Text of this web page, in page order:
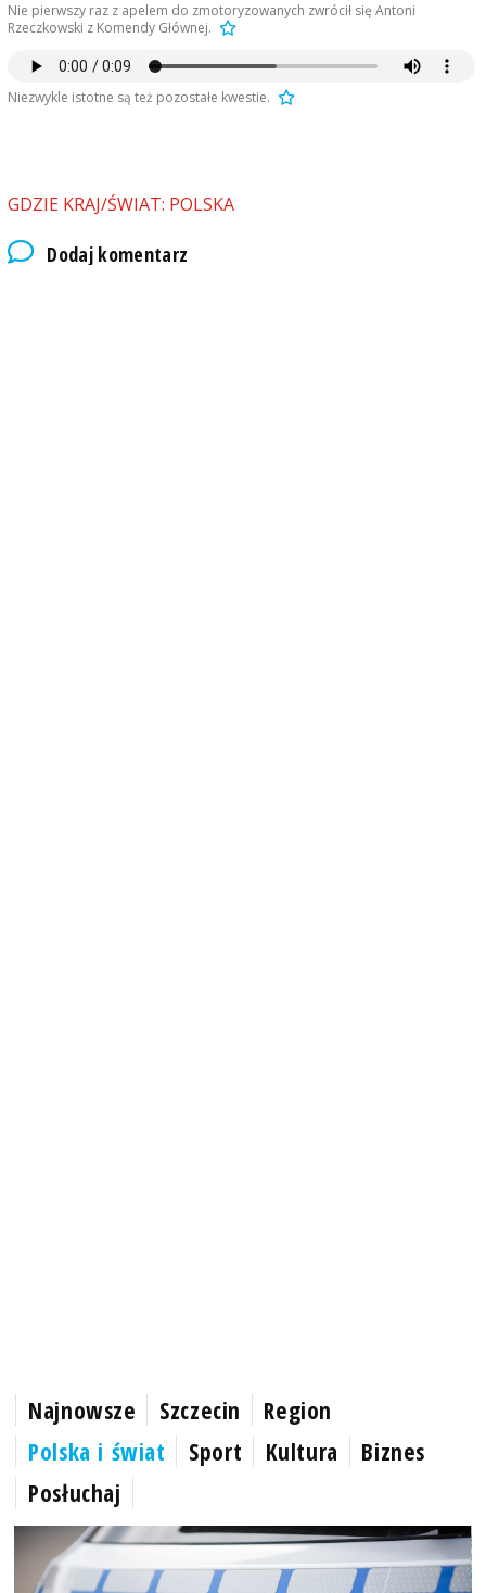
Nie pierwszy raz z apelem do zmotoryzowanych zwrócił się Antoni
Rzeczkowski z Komendy Głównej.
Niezwykle istotne są też pozostałe kwestie.
GDZIE KRAJ/ŚWIAT: POLSKA
Dodaj komentarz
Najnowsze Szczecin
Region
Polska i świat
Sport Kultura
Biznes
Posłuchaj